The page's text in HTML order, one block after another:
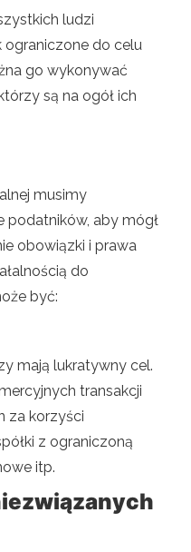
ludzi
ograniczone do celu
go wykonywać
są na ogół ich
musimy
podatników, aby mógł
obowiązki i prawa
do
być:
mają lukratywny cel.
transakcji
za korzyści
z ograniczoną
itp.